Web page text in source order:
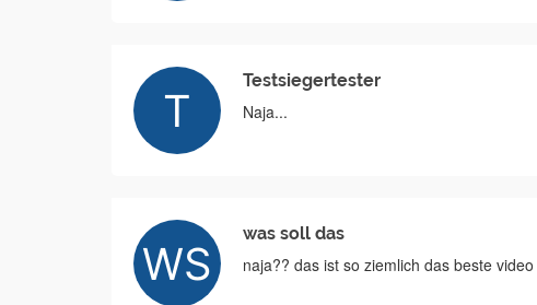
Testsiegertester
Naja...
was soll das
naja?? das ist so ziemlich das beste